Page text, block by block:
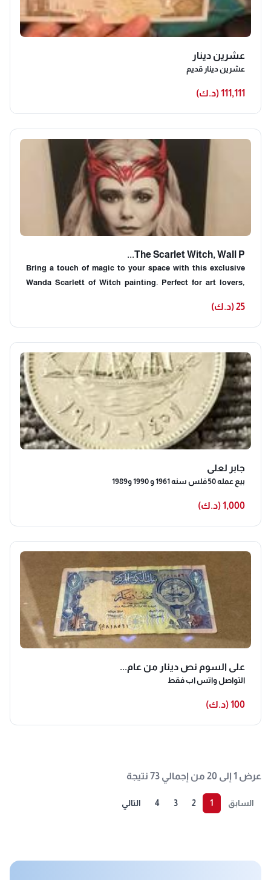
عشرين دينار
عشرين دينار قديم
111,111 (د.ك)
The Scarlet Witch, Wall P...
Bring a touch of magic to your space with this exclusive
Wanda Scarlett of Witch painting. Perfect for art lovers,
enchanting vibe in their home. High quality painting
25 (د.ك)
جابر لعلي
بيع عمله 50 فلس سنه 1961 و 1990 و1989
1,000 (د.ك)
على السوم نص دينار من عام...
التواصل واتس اب فقط
100 (د.ك)
عرض 1 إلى 20 من إجمالي 73 نتيجة
السابق 1
2
3
4 التالي